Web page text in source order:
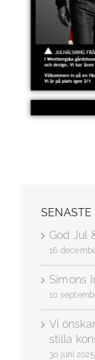
SENASTE
God Jul
16
Simons
10
Vi
stilla
30 juni 2025